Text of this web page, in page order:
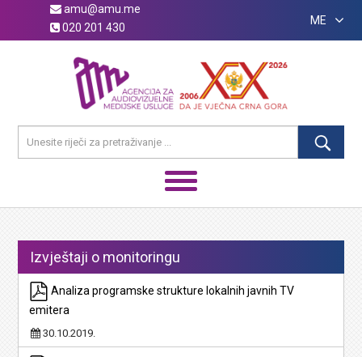
amu@amu.me
020 201 430
ME
Izvještaji o monitoringu
Analiza programske strukture lokalnih javnih TV
emitera
30.10.2019.